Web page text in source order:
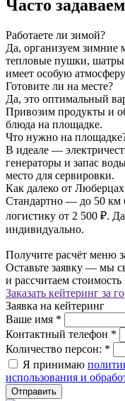
Часто
Работаете ли зимой?
Да, организуем зимние
тепловые пушки,
имеет особую
Готовите ли на месте?
Да, это оптимальный
Привозим продукты и
блюда на площадке.
Что нужно на
В идеале —
генераторы и запас
место для сервировки.
Как далеко от Люберцах
Стандартно — до 50 км
логистику от 2 500 ₽.
индивидуально.
Получите расчёт меню
Оставьте заявку — мы
и рассчитаем
Заказать кейтеринг за
Заявка на кейтеринг
Ваше имя *
Контактный телефон *
Количество персон: *
Я принимаю
использования и